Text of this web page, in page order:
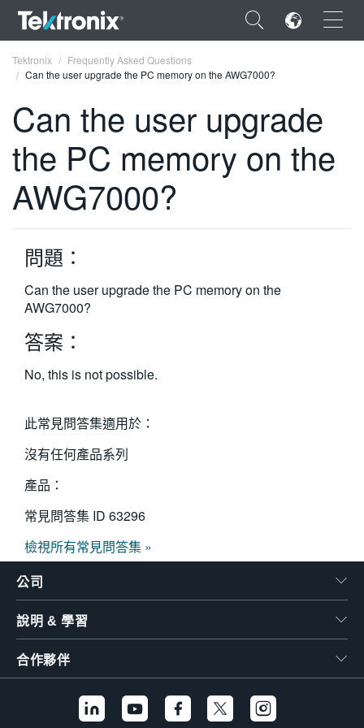
×
ENGLISH
FRANÇAIS
VIỆT NAM
简体中文
日本語
한국어
繁體中文
Tektronix
Frequently Asked Questions
Can the user upgrade the PC memory on the AWG7000?
Can the user upgrade
the PC memory on the
AWG7000?
問題：
Can the user upgrade the PC memory on the
AWG7000?
答案：
No, this is not possible.
此常見問答集適用於：
沒有任何產品系列
產品：
常見問答集 ID 63296
檢視所有常見問答集 »
公司
說明 & 學習
合作夥伴